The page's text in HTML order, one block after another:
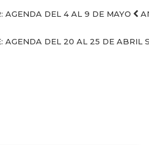
AGENDA DEL 4 AL 9 DE MAYO
AGENDA DEL 20 AL 25 DE ABRIL